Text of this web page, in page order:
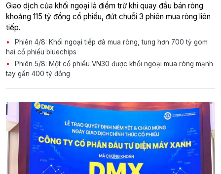
Giao dịch của khối ngoại là điểm trừ khi quay đầu bán ròng
khoảng 115 tỷ đồng cổ phiếu, đứt chuỗi 3 phiên mua ròng liên
tiếp.
Phiên 4/8: Khối ngoại tiếp đà mua ròng, tung hơn 700 tỷ gom
hai cổ phiếu bluechips
Phiên 5/8: Một cổ phiếu VN30 được khối ngoại mua ròng mạnh
tay gần 400 tỷ đồng